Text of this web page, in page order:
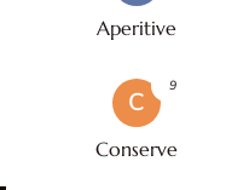
Aperitive
C
Conserve
9